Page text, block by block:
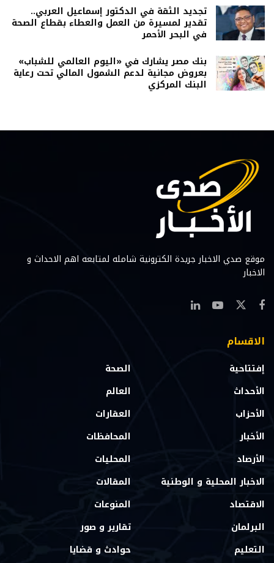
تجديد الثقة في الدكتور إسماعيل العربي..
تقدير لمسيرة من العمل والعطاء بقطاع الصحة
في البحر الأحمر
بنك مصر يشارك في «اليوم العالمي للشباب»
بعروض مجانية لدعم الشمول المالي تحت رعاية
البنك المركزي
موقع صدي الاخبار جريدة الكترونية شامله لمتابعه اهم الاحداث و
الاخبار
الاقسام
إفتتاحية
الأحداث
الأحزاب
الأخبار
الأرصاد
الاخبار المحلية و الوطنية
الاقتصاد
البرلمان
التعليم
الصحة
العالم
العقارات
المحافظات
المحليات
المقالات
المنوعات
تقارير و صور
حوادث و قضايا